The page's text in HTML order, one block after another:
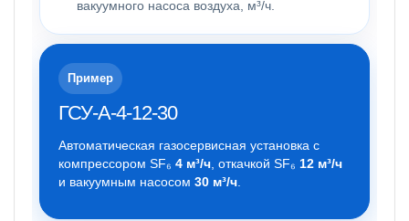
вакуумного насоса воздуха, м³/ч.
Пример
ГСУ-А-4-12-30
Автоматическая газосервисная установка с
компрессором SF₆ 4 м³/ч , откачкой SF₆ 12 м³/ч
и вакуумным насосом 30 м³/ч